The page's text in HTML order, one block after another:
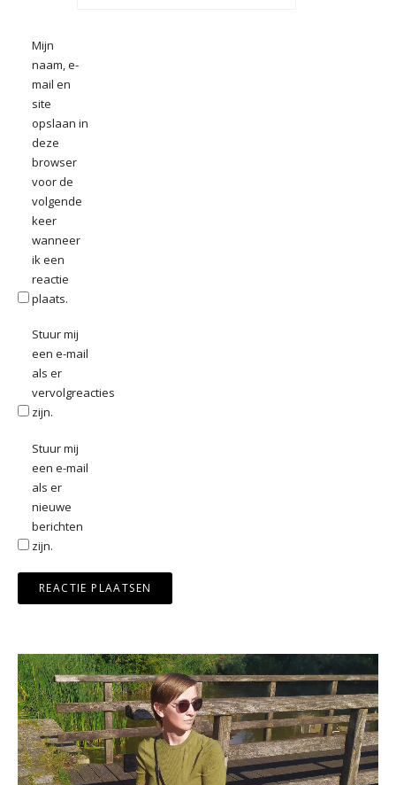
Mijn
naam, e-
mail en
site
opslaan in
deze
browser
voor de
volgende
keer
wanneer
ik een
reactie
plaats.
Stuur mij
een e-mail
als er
vervolgreacties
zijn.
Stuur mij
een e-mail
als er
nieuwe
berichten
zijn.